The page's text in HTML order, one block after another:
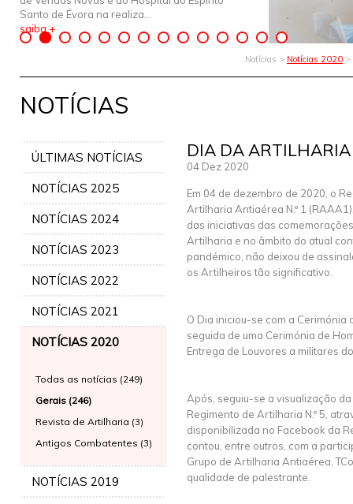
Santo de Évora na realiza...
saiba +
Notícias > Notícias 2020 >
NOTÍCIAS
ÚLTIMAS NOTÍCIAS
NOTÍCIAS 2025
NOTÍCIAS 2024
NOTÍCIAS 2023
NOTÍCIAS 2022
NOTÍCIAS 2021
NOTÍCIAS 2020
Todas as notícias (249)
Gerais (246)
Revista de Artilharia (3)
Antigos Combatentes (3)
NOTÍCIAS 2019
DIA DA
04 Dez 2020
Em 04 de dezembro de 2020, o
Artilharia Antiaérea N.º 1
das iniciativas das
Artilharia e no âmbito do atual
pandémico, não deixou de
os Artilheiros tão significativo.
O Dia iniciou-se com a Cerimónia
seguida de uma Cerimónia de
Entrega de Louvores a militares
Após, seguiu-se a visualização
Regimento de Artilharia N.º 5,
disponibilizada no Facebook da
contou, entre outros, com a
Grupo de Artilharia Antiaérea,
qualidade de palestrante.